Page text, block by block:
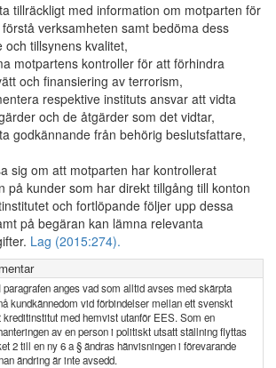
tillräckligt med information om motparten för
verksamheten samt bedöma dess
och tillsynens kvalitet,
motpartens kontroller för att förhindra
och finansiering av terrorism,
respektive instituts ansvar att vidta
och de åtgärder som det vidtar,
godkännande från behörig beslutsfattare,
sig om att motparten har kontrollerat
på kunder som har direkt tillgång till konton
och fortlöpande följer upp dessa
på begäran kan lämna relevanta
Lag (2015:274).
paragrafen anges vad som alltid avses med skärpta
kundkännedom vid förbindelser mellan ett svenskt
med hemvist utanför EES. Som en
av en person i politiskt utsatt ställning flyttas
2 till en ny 6 a § ändras hänvisningen i förevarande
ändring är inte avsedd.